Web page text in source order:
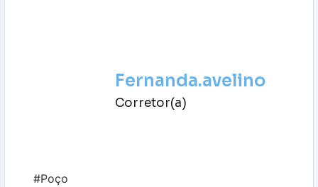
Fernanda.avelino
Corretor(a)
#Poço